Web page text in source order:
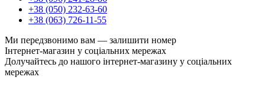
+38 (050) 232-63-60
+38 (063) 726-11-55
Ми передзвонимо вам — залишити номер
Інтернет-магазин у соціальних мережах
Долучайтесь до нашого інтернет-магазину у соціальних
мережах